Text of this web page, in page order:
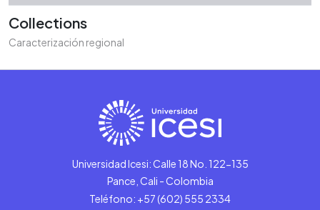
Collections
Caracterización regional
Universidad Icesi: Calle 18 No. 122-135
Pance, Cali - Colombia
Teléfono: +57 (602) 555 2334